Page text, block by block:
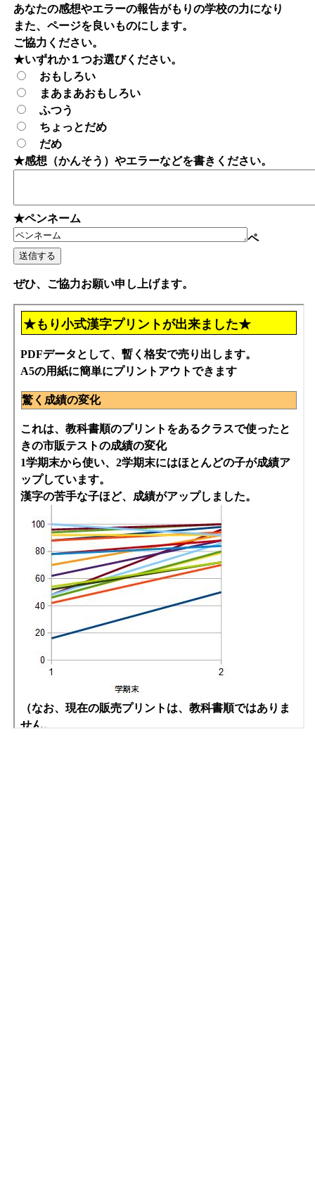
あなたの感想やエラーの報告がもりの学校の力になり
また、ページを良いものにします。
ご協力ください。
★いずれか１つお選びください。
おもしろい
まあまあおもしろい
ふつう
ちょっとだめ
だめ
★感想（かんそう）やエラーなどを書きください。
★ペンネーム
ペ
ぜひ、ご協力お願い申し上げます。